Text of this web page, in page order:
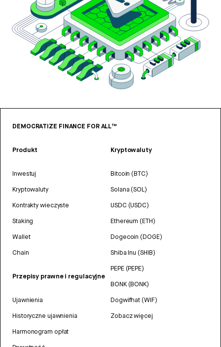
DEMOCRATIZE FINANCE FOR ALL™
Produkt
Inwestuj
Kryptowaluty
Kontrakty wieczyste
Staking
Wallet
Chain
Przepisy prawne i regulacyjne
Ujawnienia
Historyczne ujawnienia
Harmonogram opłat
Kryptowaluty
Bitcoin (BTC)
Solana (SOL)
USDC (USDC)
Ethereum (ETH)
Dogecoin (DOGE)
Shiba Inu (SHIB)
PEPE (PEPE)
BONK (BONK)
Dogwifhat (WIF)
Zobacz więcej